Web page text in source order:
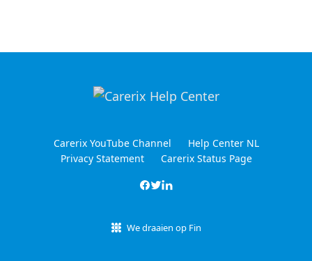
Carerix YouTube Channel
Help Center NL
Privacy Statement
Carerix Status Page
We draaien op Fin